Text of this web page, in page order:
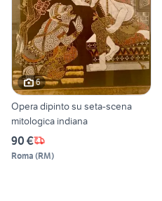
6
Opera dipinto su seta-scena
mitologica indiana
90 €
Roma (RM)